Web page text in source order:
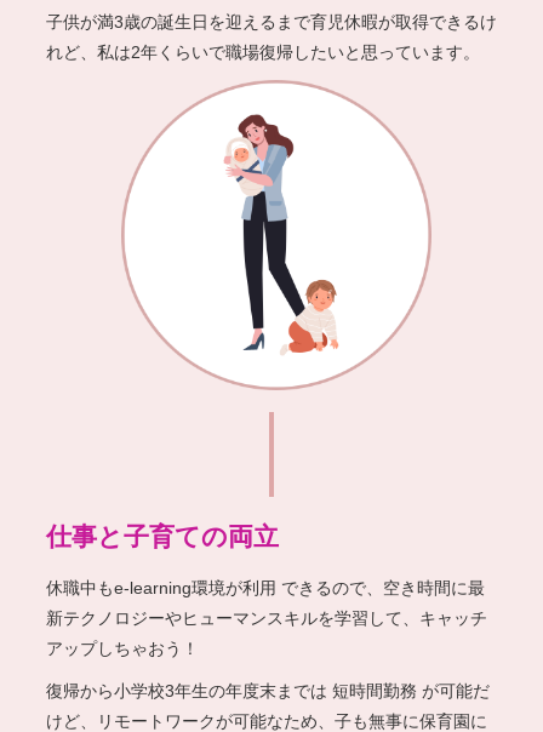
子供が満3歳の誕生日を迎えるまで育児休暇が取得できるけ
れど、 私は2年くらいで職場復帰したいと思っています。
仕事と⼦育ての両⽴
休職中もe-learning環境が利⽤ できるので、空き時間に最
新テクノロジーやヒューマンスキルを学習して、キャッチ
アップしちゃおう！
復帰から⼩学校3年⽣の年度末までは 短時間勤務 が可能だ
けど、
リモートワークが可能なため、⼦も無事に保育園に